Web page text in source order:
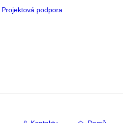
Projektová podpora